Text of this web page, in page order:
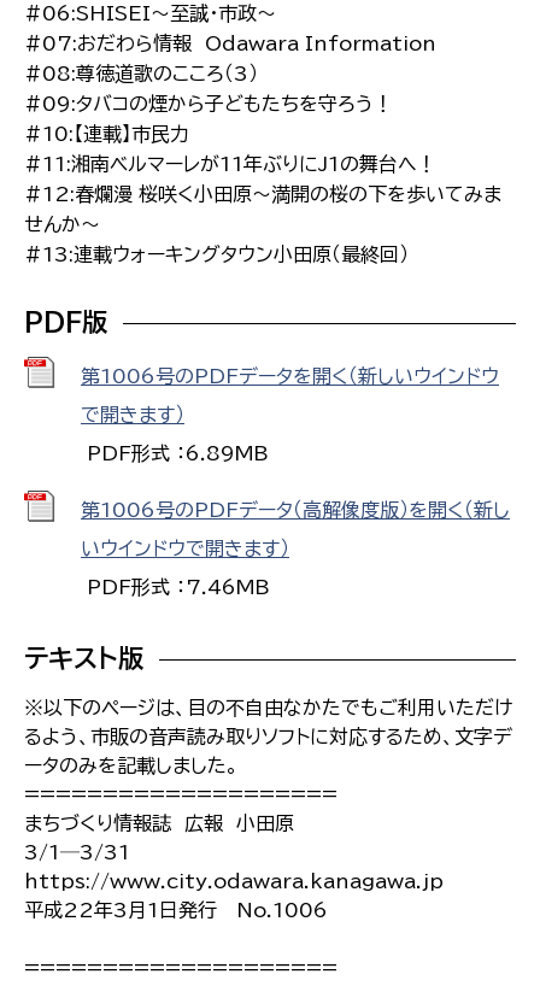
#06:SHISEI〜至誠・市政〜
#07:おだわら情報 Odawara Information
#08:尊徳道歌のこころ（3）
#09:タバコの煙から子どもたちを守ろう！
#10:【連載】市民力
#11:湘南ベルマーレが11年ぶりにJ1の舞台へ！
#12:春爛漫 桜咲く小田原〜満開の桜の下を歩いてみま
せんか〜
#13:連載ウォーキングタウン小田原（最終回）
PDF版
第1006号のPDFデータを開く（新しいウインドウ
で開きます）
PDF形式 ：6.89MB
第1006号のPDFデータ（高解像度版）を開く（新し
いウインドウで開きます）
PDF形式 ：7.46MB
テキスト版
※以下のページは、目の不自由なかたでもご利用いただけ
るよう、市販の音声読み取りソフトに対応するため、文字デ
ータのみを記載しました。
====================
まちづくり情報誌 広報 小田原
3/1─3/31
https://www.city.odawara.kanagawa.jp
平成22年3月1日発行 No.1006
====================